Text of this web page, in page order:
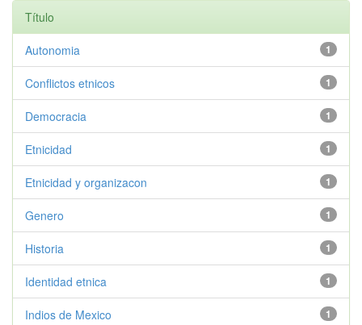
Título
1
Autonomia
1
Conflictos etnicos
1
Democracia
1
Etnicidad
1
Etnicidad y organizacon
1
Genero
1
Historia
1
Identidad etnica
1
Indios de Mexico